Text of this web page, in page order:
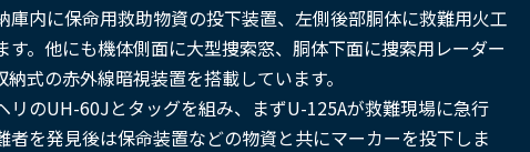
庫内に保命用救助物資の投下装置、左側後部胴体に救難用火工
す。他にも機体側面に大型捜索窓、胴体下面に捜索用レーダー
式の赤外線暗視装置を搭載しています。
リのUH-60Jとタッグを組み、まずU-125Aが救難現場に急行
者を発見後は保命装置などの物資と共にマーカーを投下しま